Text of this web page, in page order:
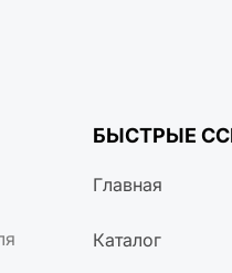
БЫСТРЫЕ
Главная
Каталог